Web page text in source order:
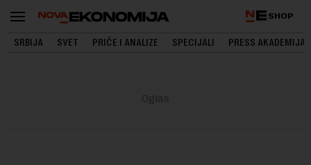
SHOP
SRBIJA SVET PRIČE I ANALIZE SPECIJALI PRESS AKADEMIJA